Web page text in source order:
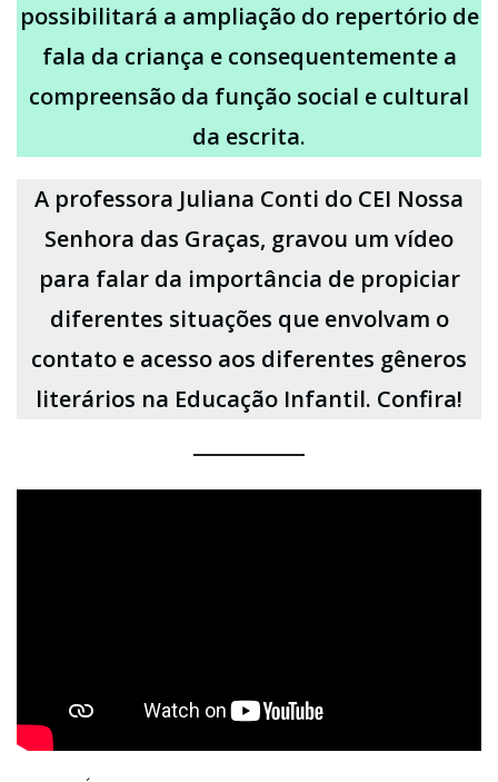
possibilitará a ampliação do repertório de
fala da criança e consequentemente a
compreensão da função social e cultural
da escrita.
A professora Juliana Conti do CEI Nossa
Senhora das Graças, gravou um vídeo
para falar da importância de propiciar
diferentes situações que envolvam o
contato e acesso aos diferentes gêneros
literários na Educação Infantil. Confira!